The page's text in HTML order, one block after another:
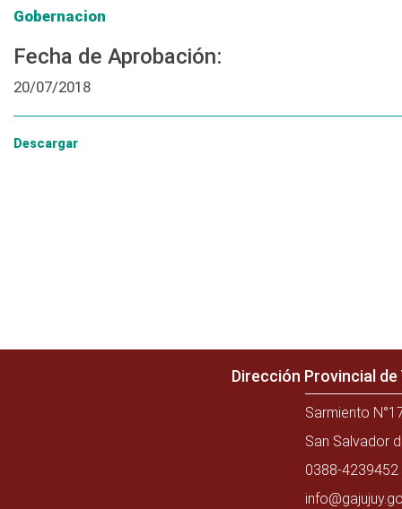
Gobernacion
Fecha de Aprobación:
20/07/2018
Descargar
Dirección Provincial
Sarmiento
San Salvador
0388-